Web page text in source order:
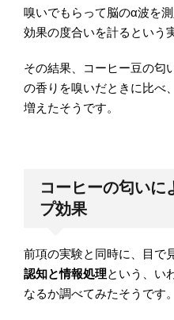
嗅いでもらって脳のα波を
効果の度合いを計るという
その結果、コーヒー豆の匂
の香りを嗅いだときに比べ
増えたそうです。
コーヒーの匂いに
プ効果
前項の実験と同時に、目で
認知と情報処理という、い
なるか調べてみたそうです。